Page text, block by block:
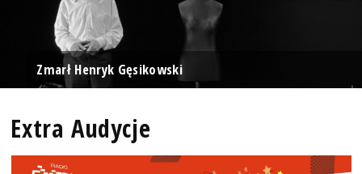
Zmarł Henryk Gęsikowski
Extra Audycje